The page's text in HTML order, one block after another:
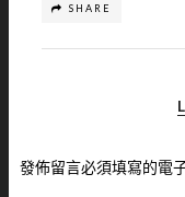
SHARE
發佈留言必須填寫的電